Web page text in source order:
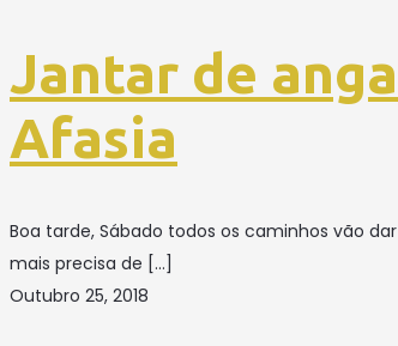
Jantar de
Afasia
Boa tarde, Sábado todos os caminhos vão
mais precisa de […]
Outubro 25, 2018